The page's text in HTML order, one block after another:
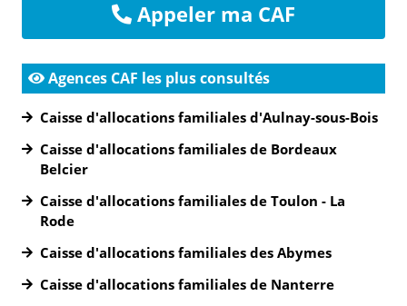
Appeler ma CAF
Agences CAF les plus consultés
Caisse d'allocations familiales d'Aulnay-sous-Bois
Caisse d'allocations familiales de Bordeaux
Belcier
Caisse d'allocations familiales de Toulon - La
Rode
Caisse d'allocations familiales des Abymes
Caisse d'allocations familiales de Nanterre